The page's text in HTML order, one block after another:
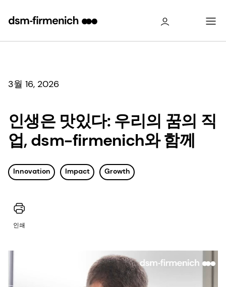
3월 16, 2026
인생은 맛있다: 우리의 꿈의 직
업, dsm-firmenich와 함께
Innovation Impact Growth
인쇄